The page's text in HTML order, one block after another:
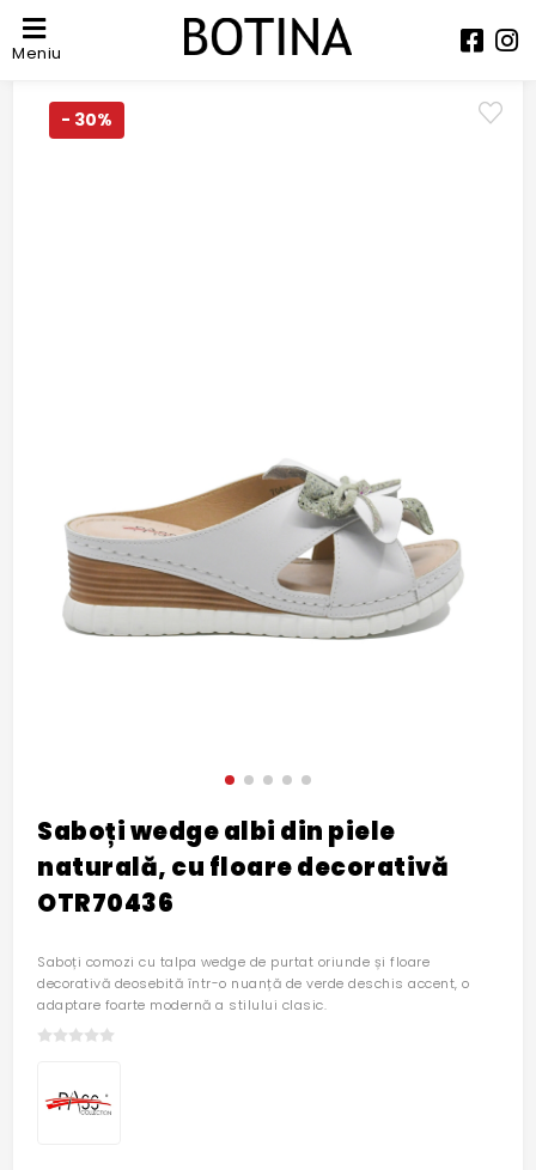
Meniu
- 30%
Saboți wedge albi din piele
naturală, cu floare decorativă
OTR70436
Saboți comozi cu talpa wedge de purtat oriunde și floare
decorativă deosebită într-o nuanță de verde deschis accent, o
adaptare foarte modernă a stilului clasic.